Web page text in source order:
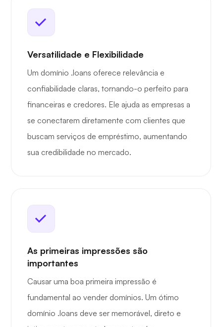
Versatilidade e Flexibilidade
Um domínio .loans oferece relevância e
confiabilidade claras, tornando-o perfeito para
financeiras e credores. Ele ajuda as empresas a
se conectarem diretamente com clientes que
buscam serviços de empréstimo, aumentando
sua credibilidade no mercado.
As primeiras impressões são
importantes
Causar uma boa primeira impressão é
fundamental ao vender domínios. Um ótimo
domínio .loans deve ser memorável, direto e